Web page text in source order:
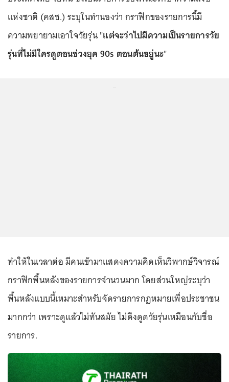
แห่งชาติ (คสช.) ระบุในทำนองว่า กราฟิกของรายการนี้มี
ความพยายามเอาใจวัยรุ่น "แต่จะว่าไปมีความเป็นรายการวัย
รุ่นที่ไม่มีใครดูตอนช่วงยุค 90s ตอนต้นอยู่นะ"
ทำให้ในเวลาต่อ มีคนเข้ามาแสดงความคิดเห็นวิพากษ์วิจารณ์
กราฟิกพื้นหลังของรายการจำนวนมาก โดยส่วนใหญ่ระบุว่า
พื้นหลังแบบนี้เหมาะสำหรับจัดรายการกฎหมายเพื่อประชาชน
มากกว่า เพราะดูแล้วไม่ทันสมัย ไม่ดึงดูดวัยรุ่นเหมือนกับชื่อ
รายการ.